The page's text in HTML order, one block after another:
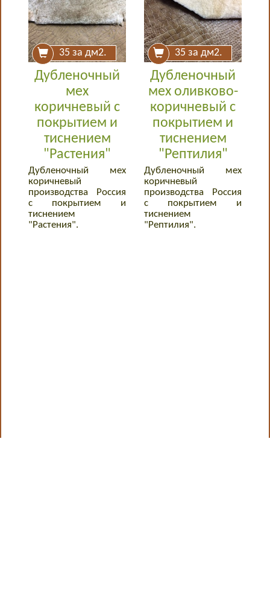
35 за дм2.
Дубленочный
мех
коричневый с
покрытием и
тиснением
"Растения"
Дубленочный мех
коричневый
производства Россия
с покрытием и
тиснением
"Растения".
35 за дм2.
Дубленочный
мех оливково-
коричневый с
покрытием и
тиснением
"Рептилия"
Дубленочный мех
коричневый
производства Россия
с покрытием и
тиснением
"Рептилия".